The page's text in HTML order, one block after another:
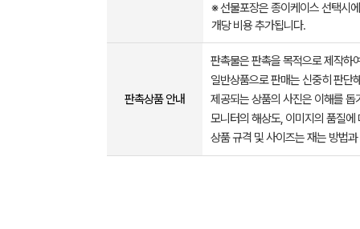
※ 선물포장은 종이케이스 선택시
개당 비용 추가됩니다.
판촉상품 안내
판촉물은 판촉을 목적으로 제작하
일반상품으로 판매는 신중히 판단
제공되는 상품의 사진은 이해를
모니터의 해상도, 이미지의 품질
상품 규격 및 사이즈는 재는 방법